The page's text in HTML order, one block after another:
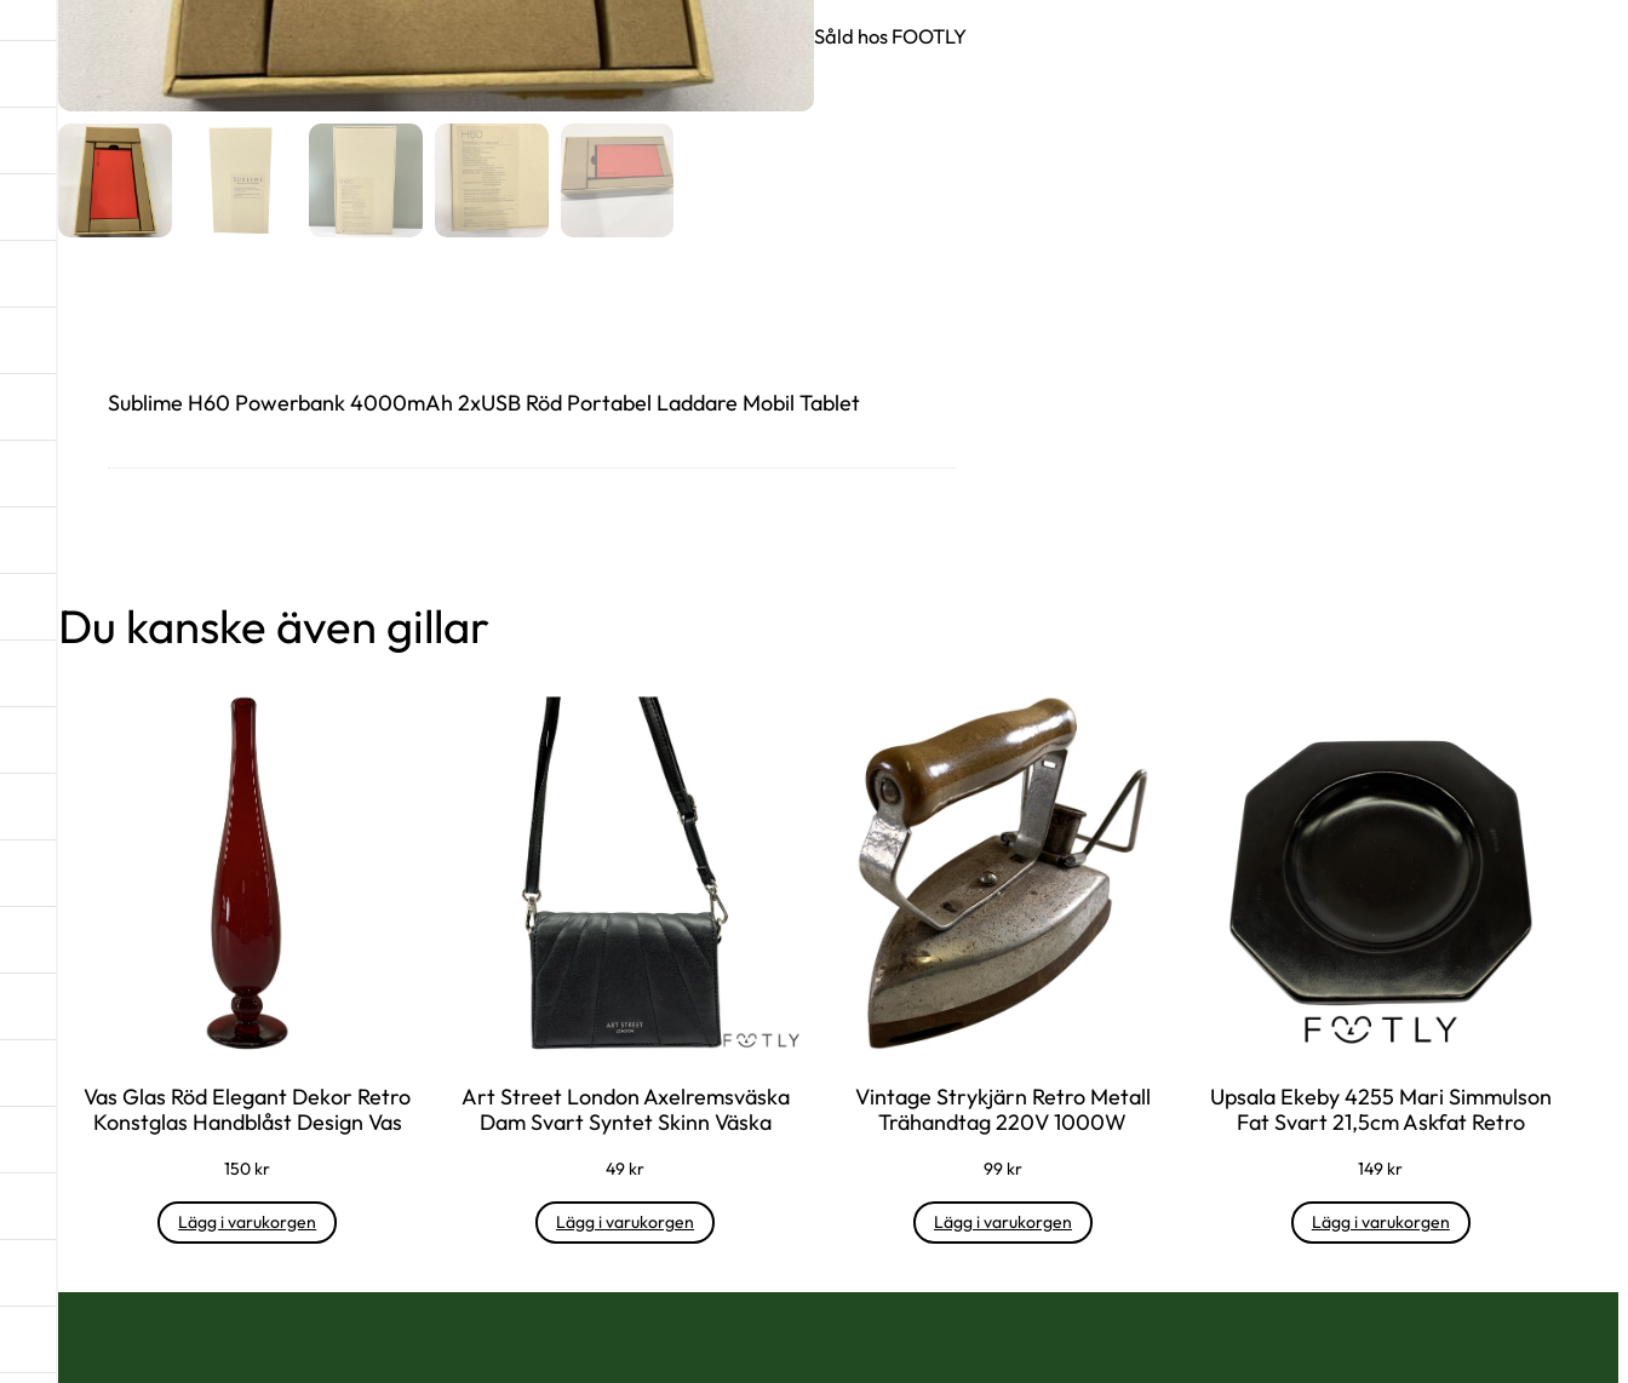
Såld hos FOOTLY
Sublime H60 Powerbank 4000mAh 2xUSB Röd Portabel Laddare Mobil Tablet
Du kanske även gillar
Vas Glas Röd Elegant Dekor Retro
Konstglas Handblåst Design Vas
150 kr
Lägg i varukorgen
Art Street London Axelremsväska
Dam Svart Syntet Skinn Väska
49 kr
Lägg i varukorgen
Vintage Strykjärn Retro Metall
Trähandtag 220V 1000W
99 kr
Lägg i varukorgen
Upsala Ekeby 4255 Mari Simmulson
Fat Svart 21,5cm Askfat Retro
149 kr
Lägg i varukorgen